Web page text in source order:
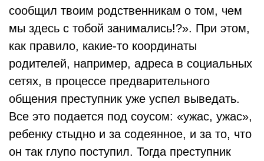
сообщил твоим родственникам о том, чем
мы здесь с тобой занимались!?». При этом,
как правило, какие-то координаты
родителей, например, адреса в социальных
сетях, в процессе предварительного
общения преступник уже успел выведать.
Все это подается под соусом: «ужас, ужас»,
ребенку стыдно и за содеянное, и за то, что
он так глупо поступил. Тогда преступник